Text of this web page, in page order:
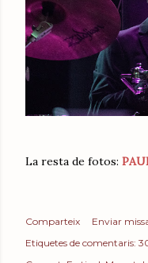
La resta de fotos:
Comparteix
Enviar
Etiquetes de comentaris: